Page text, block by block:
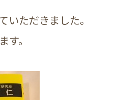
いただきました。
。